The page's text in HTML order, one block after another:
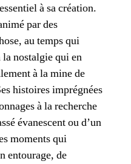
à sa création.
par des
au temps qui
la nostalgie qui en
à la mine de
histoires imprégnées
à la recherche
évanescent ou d’un
moments qui
entourage, de